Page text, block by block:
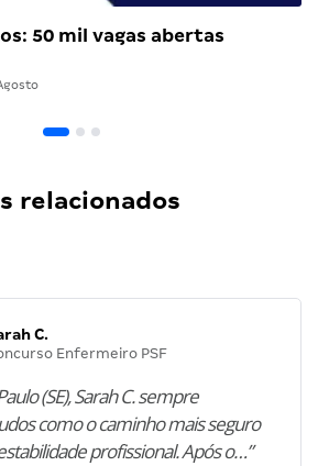
50 mil vagas abertas
relacionados
C.
Enfermeiro PSF
(SE), Sarah C. sempre
como o caminho mais seguro
profissional. Após o…”